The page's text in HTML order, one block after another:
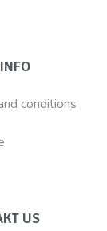
conditions
US